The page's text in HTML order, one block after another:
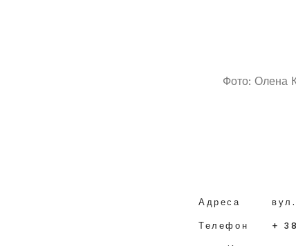
Фото: Олена
Адреса
Телефон +